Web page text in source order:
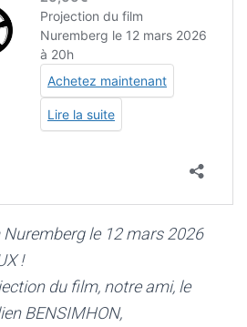
le 12 mars 2026
!
du film, notre ami, le
BENSIMHON,